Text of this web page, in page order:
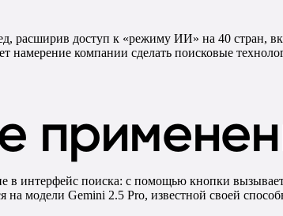
расширив доступ к «режиму ИИ» на 40 стран,
намерение компании сделать поисковые
интерфейс поиска: с помощью кнопки
модели Gemini 2.5 Pro, известной своей